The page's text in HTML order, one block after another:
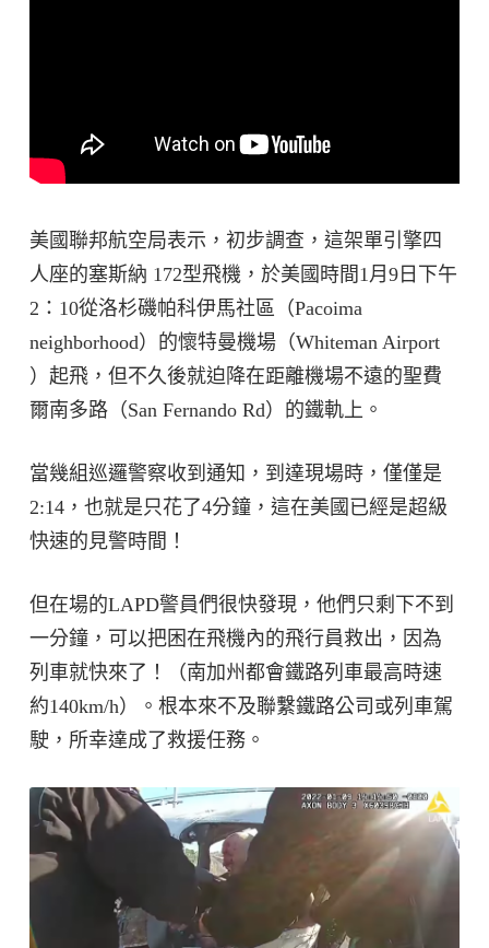
美國聯邦航空局表示，初步調查，這架單引擎四
人座的塞斯納 172型飛機，於美國時間1月9日下午
2：10從洛杉磯帕科伊馬社區（Pacoima
neighborhood）的懷特曼機場（Whiteman Airport
）起飛，但不久後就迫降在距離機場不遠的聖費
爾南多路（San Fernando Rd）的鐵軌上。
當幾組巡邏警察收到通知，到達現場時，僅僅是
2:14，也就是只花了4分鐘，這在美國已經是超級
快速的見警時間！
但在場的LAPD警員們很快發現，他們只剩下不到
一分鐘，可以把困在飛機內的飛行員救出，因為
列車就快來了！（南加州都會鐵路列車最高時速
約140km/h）。根本來不及聯繫鐵路公司或列車駕
駛，所幸達成了救援任務。